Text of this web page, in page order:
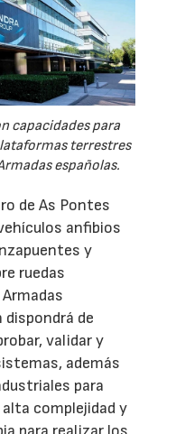
capacidades para
terrestres
españolas.
de As Pontes
anfibios
y
ruedas
de
validar y
además
para
complejidad y